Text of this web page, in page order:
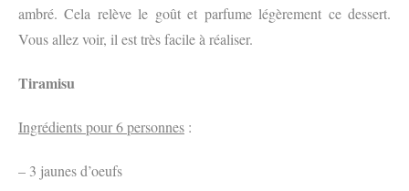
ambré. Cela relève le goût et parfume légèrement ce dessert.
Vous allez voir, il est très facile à réaliser.
Tiramisu
Ingrédients pour 6 personnes :
– 3 jaunes d’oeufs